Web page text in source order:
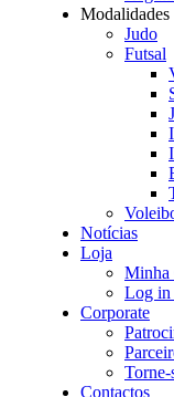
Modalidades
Judo
Futsal
Notícias
Loja
Minha
Log in
Corporate
Torne-
Contactos